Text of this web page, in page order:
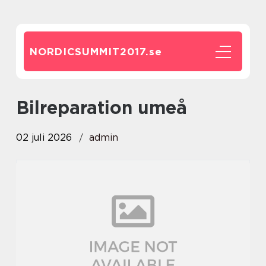
NORDICSUMMIT2017.se
bilreparation umeå
02 juli 2026 admin